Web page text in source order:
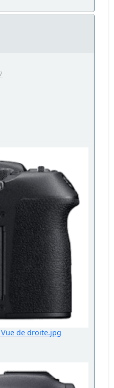
Vue de droite.jpg